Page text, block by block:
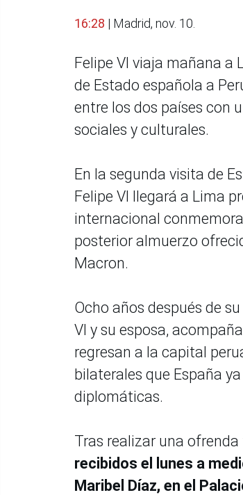
16:28 | Madrid, nov. 10.
Felipe VI viaja mañana a
de Estado española a
entre los dos países con
sociales y culturales.
En la segunda visita de
Felipe VI llegará a Lima
internacional
posterior almuerzo
Macron.
Ocho años después de
VI y su esposa,
regresan a la capital
bilaterales que España
diplomáticas.
Tras realizar una
recibidos el lunes a
Maribel Díaz, en el